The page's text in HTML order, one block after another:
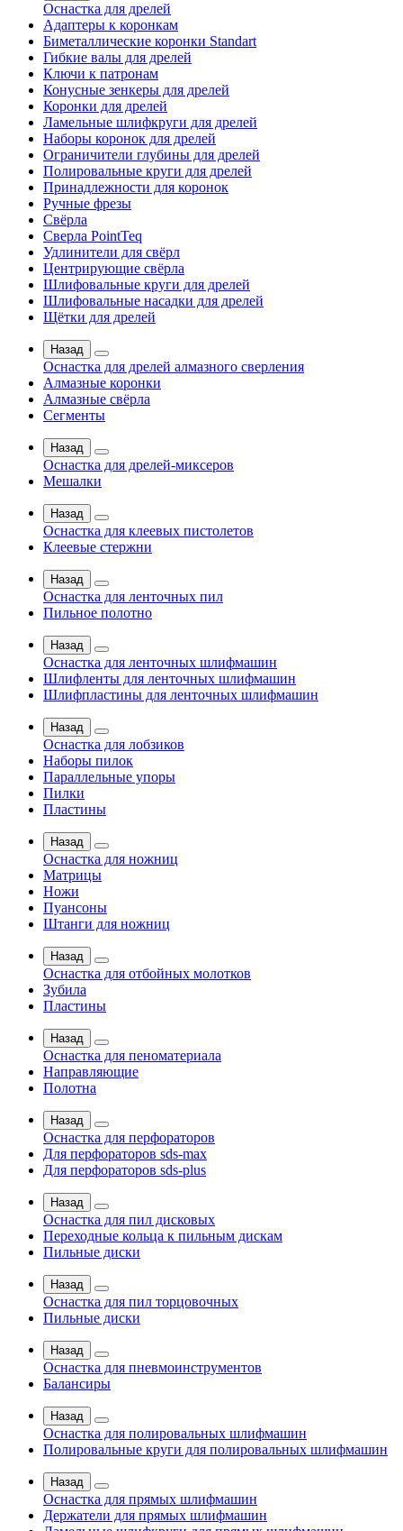
Оснастка для дрелей
Адаптеры к коронкам
Биметаллические коронки Standart
Гибкие валы для дрелей
Ключи к патронам
Конусные зенкеры для дрелей
Коронки для дрелей
Ламельные шлифкруги для дрелей
Наборы коронок для дрелей
Ограничители глубины для дрелей
Полировальные круги для дрелей
Принадлежности для коронок
Ручные фрезы
Свёрла
Сверла PointTeq
Удлинители для свёрл
Центрирующие свёрла
Шлифовальные круги для дрелей
Шлифовальные насадки для дрелей
Щётки для дрелей
Назад
Оснастка для дрелей алмазного сверления
Алмазные коронки
Алмазные свёрла
Сегменты
Назад
Оснастка для дрелей-миксеров
Мешалки
Назад
Оснастка для клеевых пистолетов
Клеевые стержни
Назад
Оснастка для ленточных пил
Пильное полотно
Назад
Оснастка для ленточных шлифмашин
Шлифленты для ленточных шлифмашин
Шлифпластины для ленточных шлифмашин
Назад
Оснастка для лобзиков
Наборы пилок
Параллельные упоры
Пилки
Пластины
Назад
Оснастка для ножниц
Матрицы
Ножи
Пуансоны
Штанги для ножниц
Назад
Оснастка для отбойных молотков
Зубила
Пластины
Назад
Оснастка для пеноматериала
Направляющие
Полотна
Назад
Оснастка для перфораторов
Для перфораторов sds-max
Для перфораторов sds-plus
Назад
Оснастка для пил дисковых
Переходные кольца к пильным дискам
Пильные диски
Назад
Оснастка для пил торцовочных
Пильные диски
Назад
Оснастка для пневмоинструментов
Балансиры
Назад
Оснастка для полировальных шлифмашин
Полировальные круги для полировальных шлифмашин
Назад
Оснастка для прямых шлифмашин
Держатели для прямых шлифмашин